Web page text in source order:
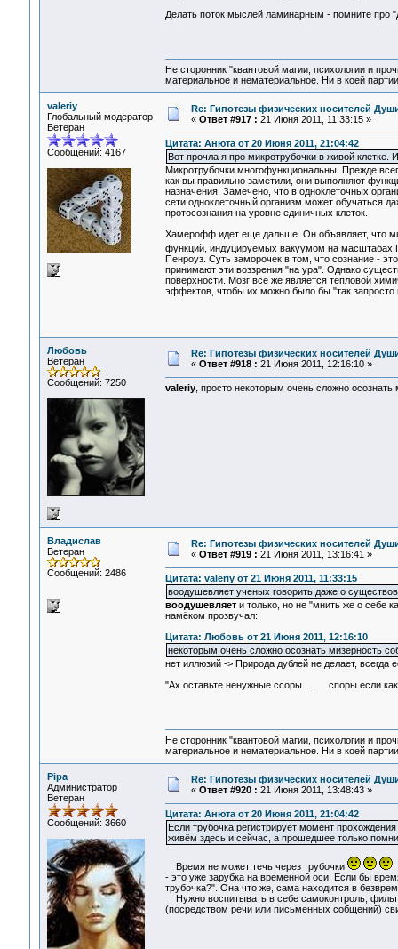
Делать поток мыслей ламинарным - помните про
Не сторонник "квантовой магии, психологии и
материальное и нематериальное. Ни в коей
valeriy
Глобальный модератор
Ветеран
Сообщений: 4167
Re: Гипотезы физических носителей
« Ответ #917 : 21 Июня 2011, 11:33:15 »
Цитата: Анюта от 20 Июня 2011, 21:04:42
Вот прочла я про микротрубочки в живой клетке.
Микротрубочки многофункциональны. Прежде
как вы правильно заметили, они выполняют
назначения. Замечено, что в одноклеточных
сети одноклеточный организм может обучаться
протосознания на уровне единичных клеток.
Хамерофф идет еще дальше. Он объявляет, что
функций, индуцируемых вакуумом на масштабах
Пенроуз. Суть заморочек в том, что сознание -
принимают эти воззрения "на ура". Однако
поверхности. Мозг все же является тепловой
эффектов, чтобы их можно было бы "так
Любовь
Ветеран
Сообщений: 7250
Re: Гипотезы физических носителей
« Ответ #918 : 21 Июня 2011, 12:16:10 »
valeriy, просто некоторым очень сложно осознать
Владислав
Ветеран
Сообщений: 2486
Re: Гипотезы физических носителей
« Ответ #919 : 21 Июня 2011, 13:16:41 »
Цитата: valeriy от 21 Июня 2011, 11:33:15
воодушевляет ученых говорить даже о
воодушевляети только, но не "мнить же о себе
намёком прозвучал:
Цитата: Любовь от 21 Июня 2011, 12:16:10
некоторым очень сложно осознать мизерность
нет иллюзий -> Природа дублей не делает, всегда
"Ах оставьте ненужные ссоры .. .
споры если
Не сторонник "квантовой магии, психологии и
материальное и нематериальное. Ни в коей
Pipa
Администратор
Ветеран
Сообщений: 3660
Re: Гипотезы физических носителей
« Ответ #920 : 21 Июня 2011, 13:48:43 »
Цитата: Анюта от 20 Июня 2011, 21:04:42
Если трубочка регистрирует момент
живём здесь и сейчас, а прошедшее только
Время не может течь через трубочки
,
- это уже зарубка на временной оси. Если бы
трубочка?". Она что же, сама находится в
Нужно воспитывать в себе самоконтроль,
(посредством речи или письменных собщений)